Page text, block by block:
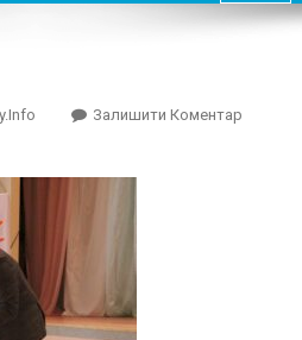
Залишити КоментарOn